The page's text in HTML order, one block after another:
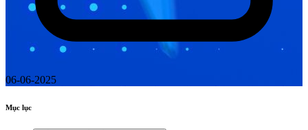
06-06-2025
Mục lục